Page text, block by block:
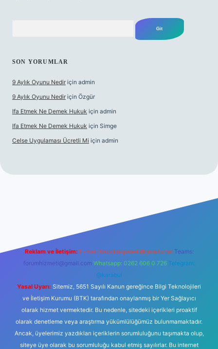
SON YORUMLAR
9 Aylık Oyunu Nedir için admin
9 Aylık Oyunu Nedir için Özgür
Ifa Etmek Ne Demek Hukuk için admin
Ifa Etmek Ne Demek Hukuk için Simge
Celse Uygulaması Ücretli Mi için admin
Reklam ve İletişim: E-mail: backlinkpaneli@gmail.com Teams:
forumhizmeti@gmail.com Whatsapp: 0262 606 0 726 Telegram:
@karabul
Yasal Uyarı: Sitemiz, 5651 Sayılı Kanun gereğince Bilgi Teknolojileri
ve İletişim Kurumu (BTK) tarafından onaylanmış bir Yer Sağlayıcı
olarak hizmet vermektedir. Bu nedenle, sitedeki içerikleri proaktif
olarak denetleme veya araştırma yükümlülüğümüz bulunmamaktadır.
Ancak, üyelerimiz yazdıkları içeriklerin sorumluluğunu taşımakta olup,
siteye üye olarak bu sorumluluğu kabul etmiş sayılırlar. Bu internet